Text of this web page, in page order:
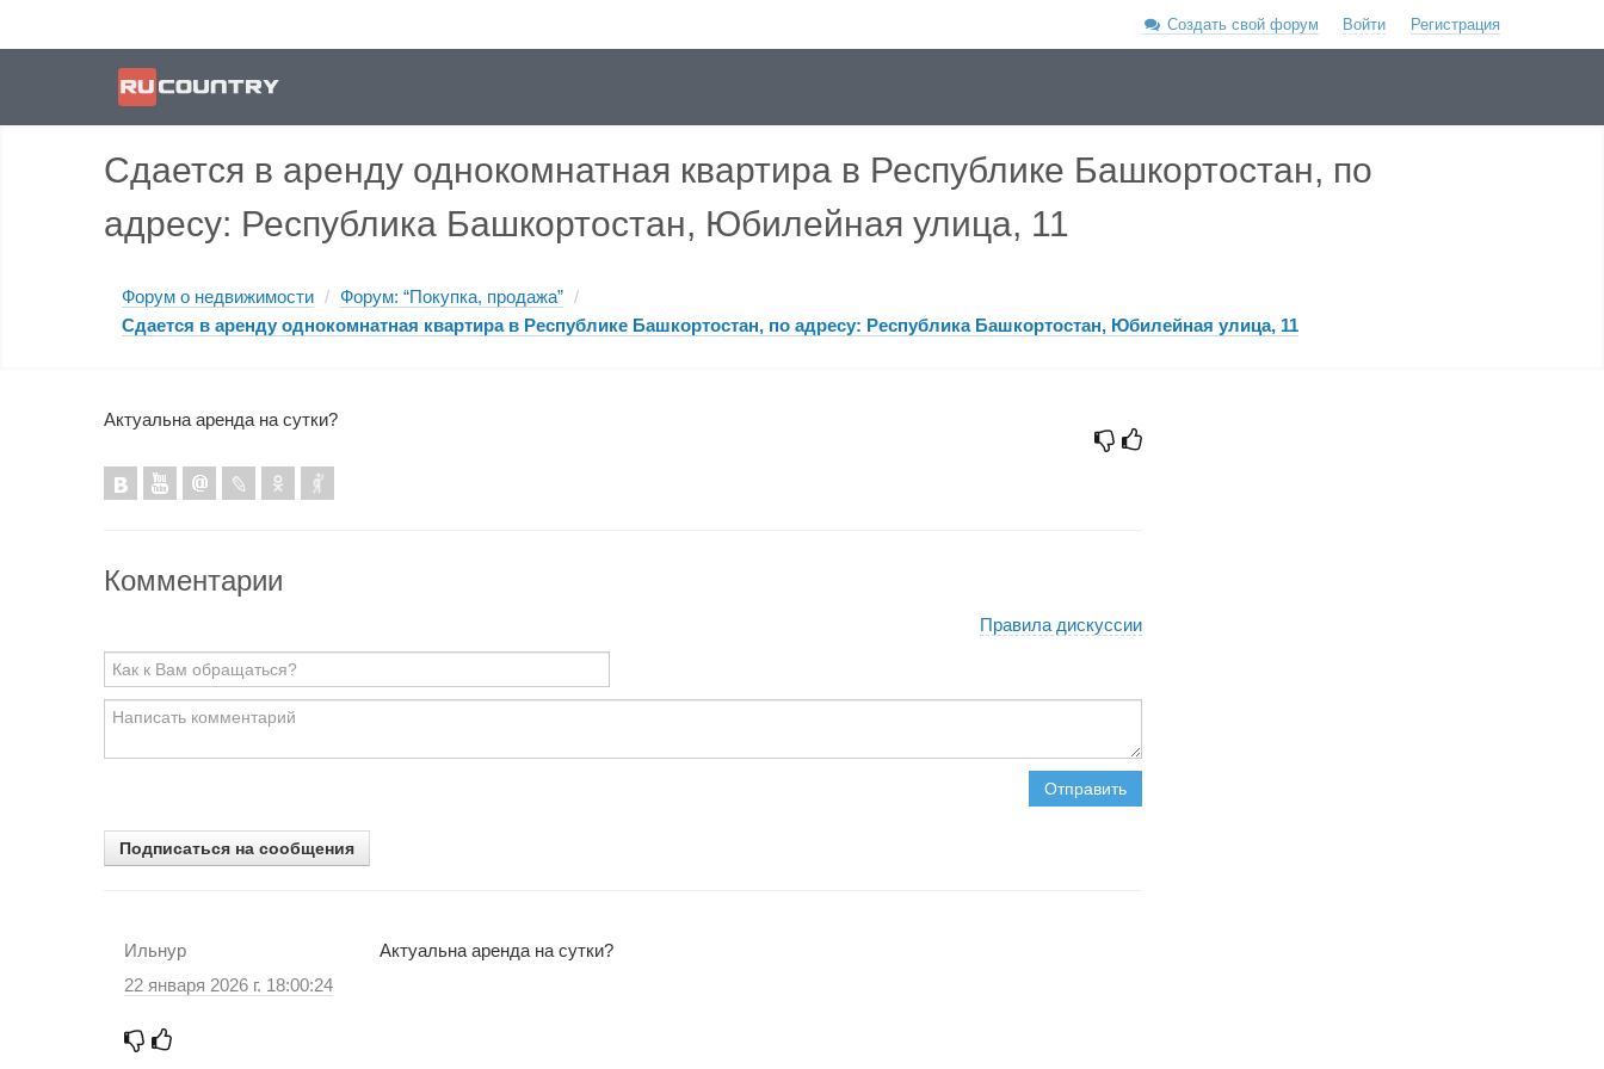
Создать свой форум Войти Регистрация
Сдается в аренду однокомнатная квартира в Республике Башкортостан, по
адресу: Республика Башкортостан, Юбилейная улица, 11
Форум о недвижимости / Форум: “Покупка, продажа” /
Сдается в аренду однокомнатная квартира в Республике Башкортостан, по адресу: Республика Башкортостан, Юбилейная улица, 11
Актуальна аренда на сутки?
Комментарии
Правила дискуссии
Отправить
Подписаться на сообщения
Ильнур
22 января 2026 г. 18:00:24
Актуальна аренда на сутки?